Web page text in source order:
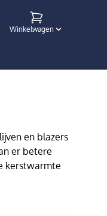
Winkelwagen
en blazers
er betere
kerstwarmte